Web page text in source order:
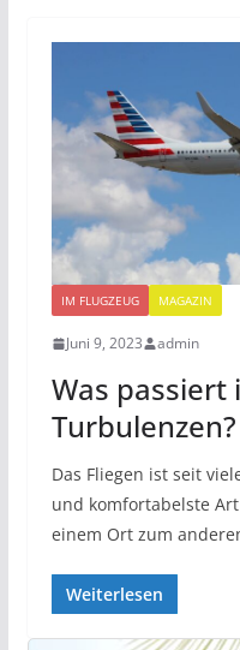
IM FLUGZEUG MAGAZIN
Juni 9, 2023 admin
Was passiert
Turbulenzen?
Das Fliegen ist seit
und komfortabelste
einem Ort zum
Weiterlesen